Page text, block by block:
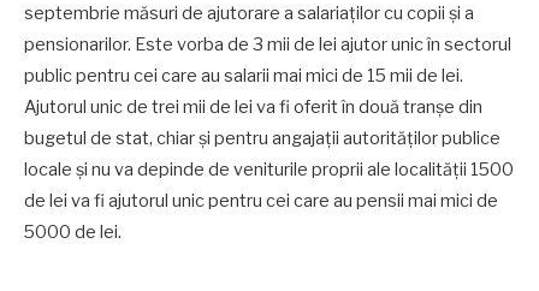
septembrie măsuri de ajutorare a salariaților cu copii și a
pensionarilor. Este vorba de 3 mii de lei ajutor unic în sectorul
public pentru cei care au salarii mai mici de 15 mii de lei.
Ajutorul unic de trei mii de lei va fi oferit în două tranșe din
bugetul de stat, chiar și pentru angajații autorităților publice
locale și nu va depinde de veniturile proprii ale localității 1500
de lei va fi ajutorul unic pentru cei care au pensii mai mici de
5000 de lei.